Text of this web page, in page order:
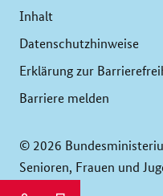
© 2026
Senioren, Frauen und
Inhalt
Datenschutzhinweise
Erklärung zur
Barriere melden